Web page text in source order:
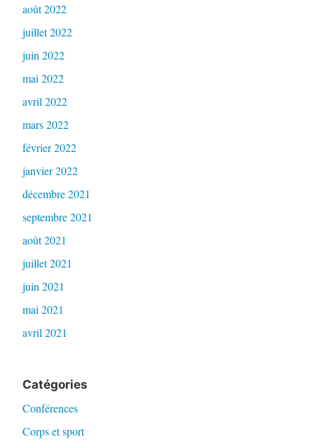
août 2022
juillet 2022
juin 2022
mai 2022
avril 2022
mars 2022
février 2022
janvier 2022
décembre 2021
septembre 2021
août 2021
juillet 2021
juin 2021
mai 2021
avril 2021
Catégories
Conférences
Corps et sport